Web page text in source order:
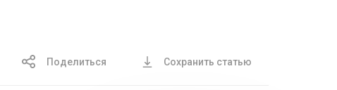
Поделиться Сохранить статью